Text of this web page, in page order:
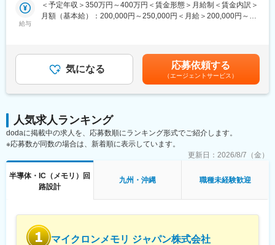
◇経験・スキル・ご希望を考慮して、ご活躍頂けるプロジェクト
をご紹介します。
◇PJ規模により数人～十数人規模チームとなります：他企業と混
合チームも有ります。
■組織構成：
創業は1972年と歴史ある企業ですが、ここ九州営業所は2018年に
け、現在では100名を超え、サポートスタッフ5名で運営をしてお
ります。
設計開発から入り込む案件がほとんどですので、スキルアップを
叶えられる環境です。また、大手メーカー企業を中心に取引を行
っているため、安定した就業環境で働くことができます。
〈半導体分野〉キオクシア(株)
任せします。
自動車業界：エコカー用の燃料電池回路設計、車載用電装部品の
設計開発やエンジン制御ECUの回路設計 等
半導体業界：半導体製造装置の電気回路及び計装設計、LSI用メモ
リセル／アナログセルの開発 等
トロボ機能・画質解像度等の開発・評価 等
入社後はスキルに応じて業務をお任せ致しますが開発未経験の方
は開発補助業務から、経験者の方はそのまま案件に配属となりま
す。約3~6ヶ月で開発業務も徐々にお任せする想定です。
■教育体制
技術者としてのキャリア形成を援助します。
基本は1チーム2～3名で配属となり、未経験も多いため周りに相
談しやすい環境です。
給与
＜予定年収＞350万円～400万円＜賃金形態＞月給制＜賃金内訳＞
月額（基本給）：200,000円～250,000円＜月給＞200,000円～
収・26歳（経験4年程度）／年収450万円前後・30歳（経験8年程
度）／年収500万円前後賃金はあくまでも目安の金額であり、選
考を通じて上下する可能性があります。月給(月額)は固定手当を含
めた表記です。
気になる 応募依頼する
（エージェントサービス）
人気求人ランキング
dodaに掲載中の求人を、応募数順にランキング形式でご紹介します。
※応募数が同数の場合は、新着順に表示しています。
更新日： 2026/8/7（金）
半導体・IC（メモリ）回
路設計
九州・沖縄 職種未経験歓迎
マイクロンメモリ ジャパン株式会社